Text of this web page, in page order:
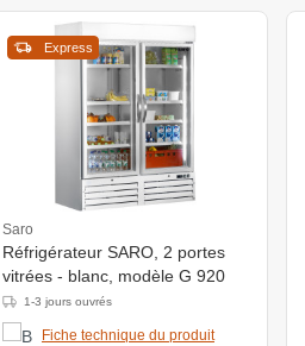
Express
Saro
Réfrigérateur SARO, 2 portes
vitrées - blanc, modèle G 920
1-3 jours ouvrés
Fiche technique du produit